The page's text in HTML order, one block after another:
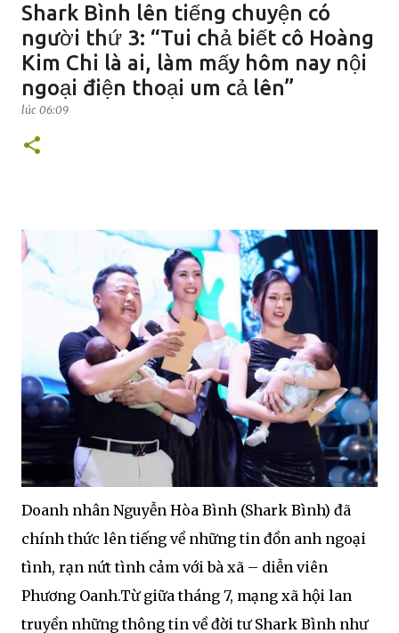
Shark Bình lên tiếng chuyện có
người thứ 3: “Tui chả biết cô Hoàng
Kim Chi là ai, làm mấy hôm nay nội
ngoại điện thoại um cả lên”
lúc 06:09
Doanh nhân Nguyễn Hòa Bình (Shark Bình) đã
chính thức lên tiếng về những tin đồn anh ngoại
tình, rạn nứt tình cảm với bà xã – diễn viên
Phương Oanh.Từ giữa tháng 7, mạng xã hội lan
truyền những thông tin về đời tư Shark Bình như